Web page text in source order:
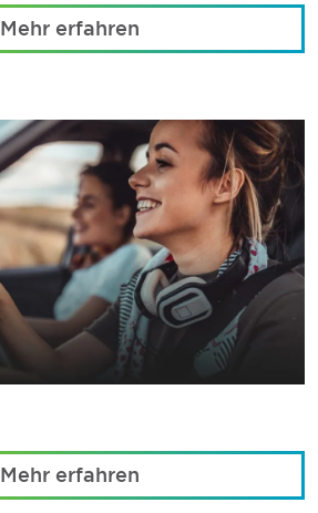
Mehr erfahren
Mehr erfahren